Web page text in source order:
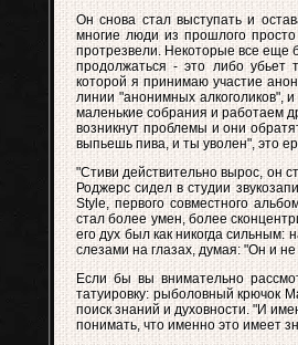
Он снова стал выступать и
многие люди из прошлого
протрезвели. Некоторые все еще
продолжаться - это либо
которой я принимаю участие
линии "анонимных алкоголиков",
маленькие собрания и работаем
возникнут проблемы и они
выпьешь пива, и ты уволен", это
"Стиви действительно вырос, он
Роджерс сидел в студии
Style, первого совместного
стал более умен, более
его дух был как никогда сильным:
слезами на глазах, думая: "Он и
Если бы вы внимательно
татуировку: рыболовный крючок
поиск знаний и духовности. "И
понимать, что именно это имеет